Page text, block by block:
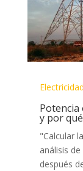
Potencia
y por
"Calcular
análisis
después